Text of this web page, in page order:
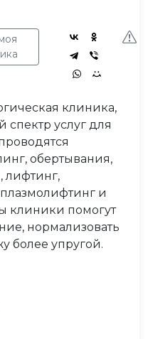
клиника,
услуг для
обертывания,
лифтинг,
и
клиники помогут
нормализовать
более упругой.